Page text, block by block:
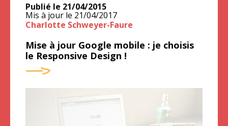
Publié le 21/04/2015
Mis à jour le 21/04/2017
Charlotte Schweyer-Faure
Mise à jour Google mobile : je choisis
le Responsive Design !